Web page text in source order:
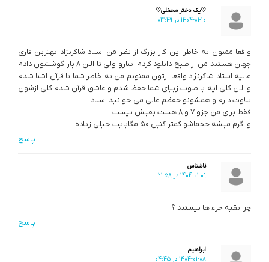
♡یک دختر محفلی♡
1404-01-10 در 03:49
واقعا ممنون به خاطر این کار بزرگ از نظر من استاد شاکرنژاد بهترین قاری
جهان هستند من از صبح دانلود کردم اینارو ولی تا الان ۸ بار گوششون دادم
عالیه استاد شاکرنژاد واقعا ازتون ممنونم من به خاطر شما با قرآن اشنا شدم
و الان کلی ایه با صوت زیبای شما حفظ شدم و عاشق قرآن شدم کلی ازشون
تلاوت دارم و همشونو حفظم عالی می خوانید استاد
فقط برای من جزو ۷ و ۸ هست بقیش نیست
و اگرم میشه حجماشو کمتر کنین ۵۰ مگابایت خیلی زیاده
پاسخ
ناشناس
1404-01-09 در 21:58
چرا بقیه جزء ها نیستند ؟
پاسخ
ابراهیم
1404-01-08 در 04:45